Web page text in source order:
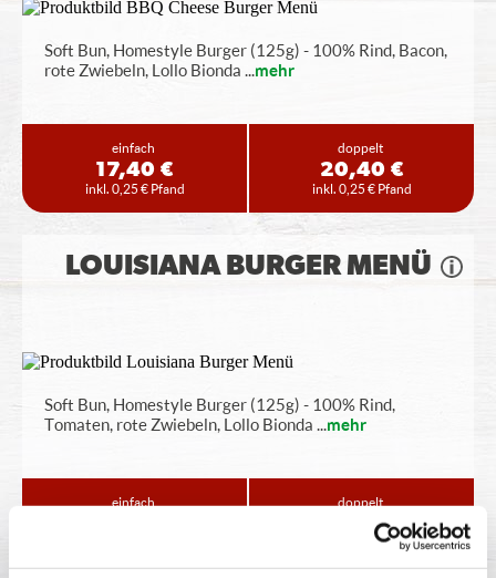
Soft Bun, Homestyle Burger (125g) - 100% Rind, Bacon,
rote Zwiebeln, Lollo Bionda ...mehr
einfach
17,40 €
inkl. 0,25 € Pfand
doppelt
20,40 €
inkl. 0,25 € Pfand
LOUISIANA BURGER MENÜ
Soft Bun, Homestyle Burger (125g) - 100% Rind,
Tomaten, rote Zwiebeln, Lollo Bionda ...mehr
einfach doppelt
20,40 €
inkl. 0,25 € Pfand